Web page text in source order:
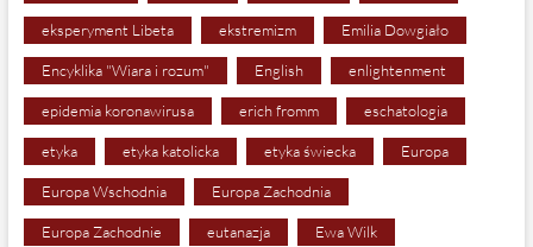
eksperyment Libeta ekstremizm Emilia Dowgiało
Encyklika "Wiara i rozum" English enlightenment
epidemia koronawirusa erich fromm eschatologia
etyka etyka katolicka etyka świecka Europa
Europa Wschodnia Europa Zachodnia
Europa Zachodnie eutanazja Ewa Wilk